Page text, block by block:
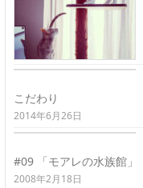
こだわり
2014年6月26日
#09 「モアレの水族館」
2008年2月18日